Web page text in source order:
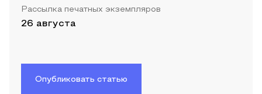
Рассылка печатных экземпляров
26 августа
Опубликовать статью